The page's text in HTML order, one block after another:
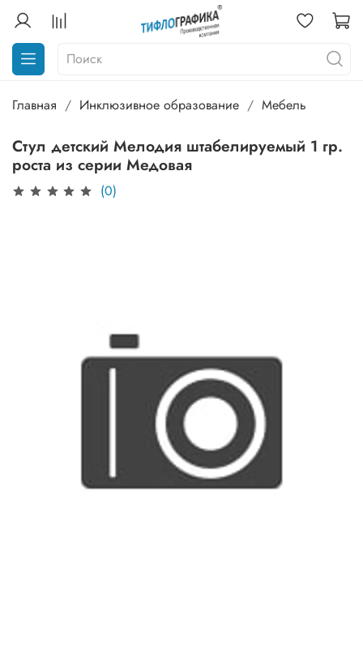
Главная Инклюзивное образование Мебель
Стул детский Мелодия штабелируемый 1 гр.
роста из серии Медовая
(0)